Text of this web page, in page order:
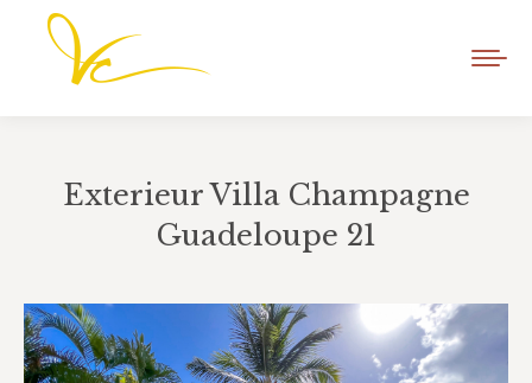
Exterieur Villa Champagne
Guadeloupe 21